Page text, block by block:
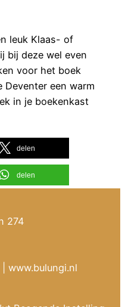
leuk Klaas- of
bij deze wel even
voor het boek
Deventer een warm
in je boekenkast
delen
delen
274
| www.bulungi.nl